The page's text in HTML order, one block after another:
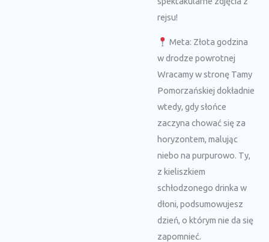
rejsu!
Meta: Złota godzina
w drodze powrotnej
Wracamy w stronę Tamy
Pomorzańskiej dokładnie
wtedy, gdy słońce
zaczyna chować się za
horyzontem, malując
niebo na purpurowo. Ty,
z kieliszkiem
schłodzonego drinka w
dłoni, podsumowujesz
dzień, o którym nie da się
zapomnieć.